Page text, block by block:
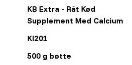
KB Extra - Råt Kød
Supplement Med Calcium
KI201
500 g bøtte